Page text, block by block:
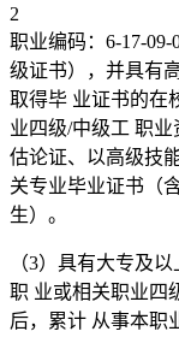
2
职业编码：6-17-09-
级证书），并具有
取得毕 业证书的在
业四级/中级工 职
估论证、以高级技
关专业毕业证书（
生）。
（3）具有大专及
职 业或相关职业四
后，累计 从事本职